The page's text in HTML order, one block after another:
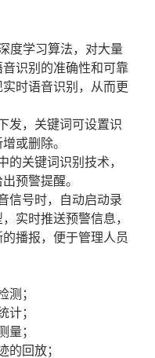
度学习算法，对大量
识别的准确性和可靠
时语音识别，从而更
发，关键词可设置识
或删除。
的关键词识别技术，
预警提醒。
信号时，自动启动录
实时推送预警信息，
播报，便于管理人员
测；
计；
量；
的回放；